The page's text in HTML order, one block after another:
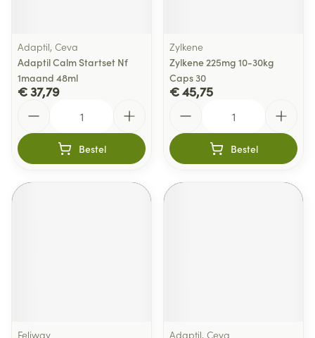
Adaptil, Ceva
Adaptil Calm Startset Nf
1maand 48ml
€ 37,79
Bestel
Zylkene
Zylkene 225mg 10-30kg
Caps 30
€ 45,75
Bestel
Feliway Adaptil, Ceva